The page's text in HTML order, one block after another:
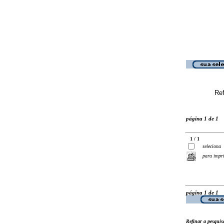
página 1 de 1
1 / 1
seleciona
para
página 1 de 1
Refinar a